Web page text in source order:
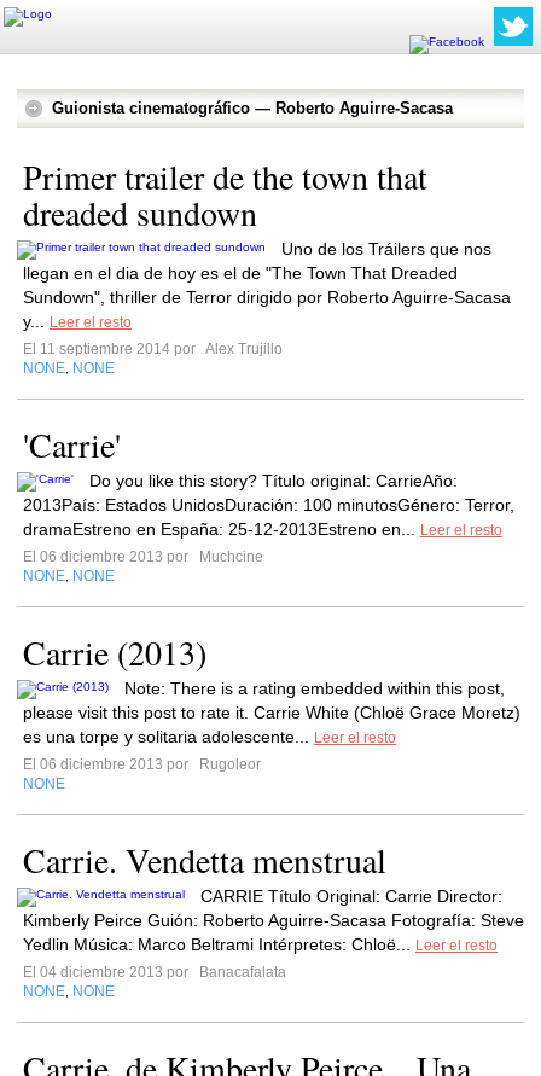
Guionista cinematográfico — Roberto Aguirre-Sacasa
Primer trailer de the town that
dreaded sundown
Uno de los Tráilers que nos
llegan en el dia de hoy es el de "The Town That Dreaded
Sundown", thriller de Terror dirigido por Roberto Aguirre-Sacasa
y...
Leer el resto
El 11 septiembre 2014 por Alex Trujillo
NONE NONE
'Carrie'
Do you like this story? Título original: CarrieAño:
2013País: Estados UnidosDuración: 100 minutosGénero: Terror,
dramaEstreno en España: 25-12-2013Estreno en...
Leer el resto
El 06 diciembre 2013 por
Muchcine
NONE NONE
Carrie (2013)
Note: There is a rating embedded within this post,
please visit this post to rate it. Carrie White (Chloë Grace Moretz)
es una torpe y solitaria adolescente...
Leer el resto
El 06 diciembre 2013 por
Rugoleor
NONE
Carrie. Vendetta menstrual
CARRIE Título Original: Carrie Director:
Kimberly Peirce Guión: Roberto Aguirre-Sacasa Fotografía: Steve
Yedlin Música: Marco Beltrami Intérpretes: Chloë...
Leer el resto
El 04 diciembre 2013 por
Banacafalata
NONE NONE